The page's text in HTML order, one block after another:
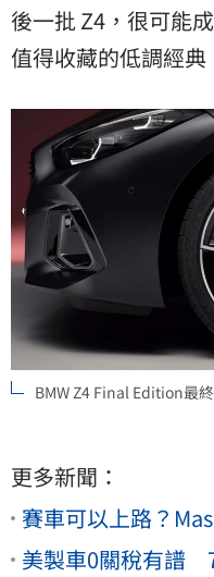
後一批 Z4，很可能
值得收藏的低調經典
BMW Z4 Final Edition最
更多新聞：
賽車可以上路？
美製車0關稅有譜